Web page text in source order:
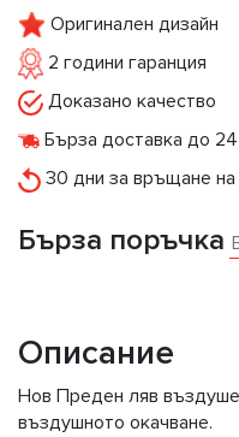
Оригинален дизайн
2 години гаранция
Доказано качество
Бърза доставка до 24
30 дни за връщане на
Бърза поръчка
Описание
Нов Преден ляв
въздушното окачване.